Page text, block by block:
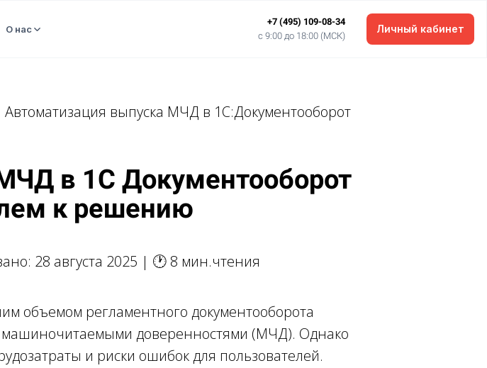
О нас
+7 (495) 109-08-34
c 9:00 до 18:00 (МСК)
Личный кабинет
выпуска МЧД в 1С:Документооборот
в 1С Документооборот
к решению
28 августа 2025 | 🕐 8 мин.чтения
объемом регламентного документооборота
машиночитаемыми доверенностями (МЧД). Однако
и риски ошибок для пользователей.